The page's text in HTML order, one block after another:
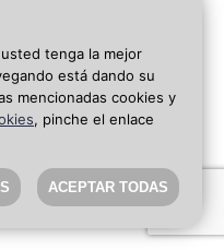
tenga la mejor
está dando su
mencionadas cookies y
, pinche el enlace
ACEPTAR TODAS
de privacidad